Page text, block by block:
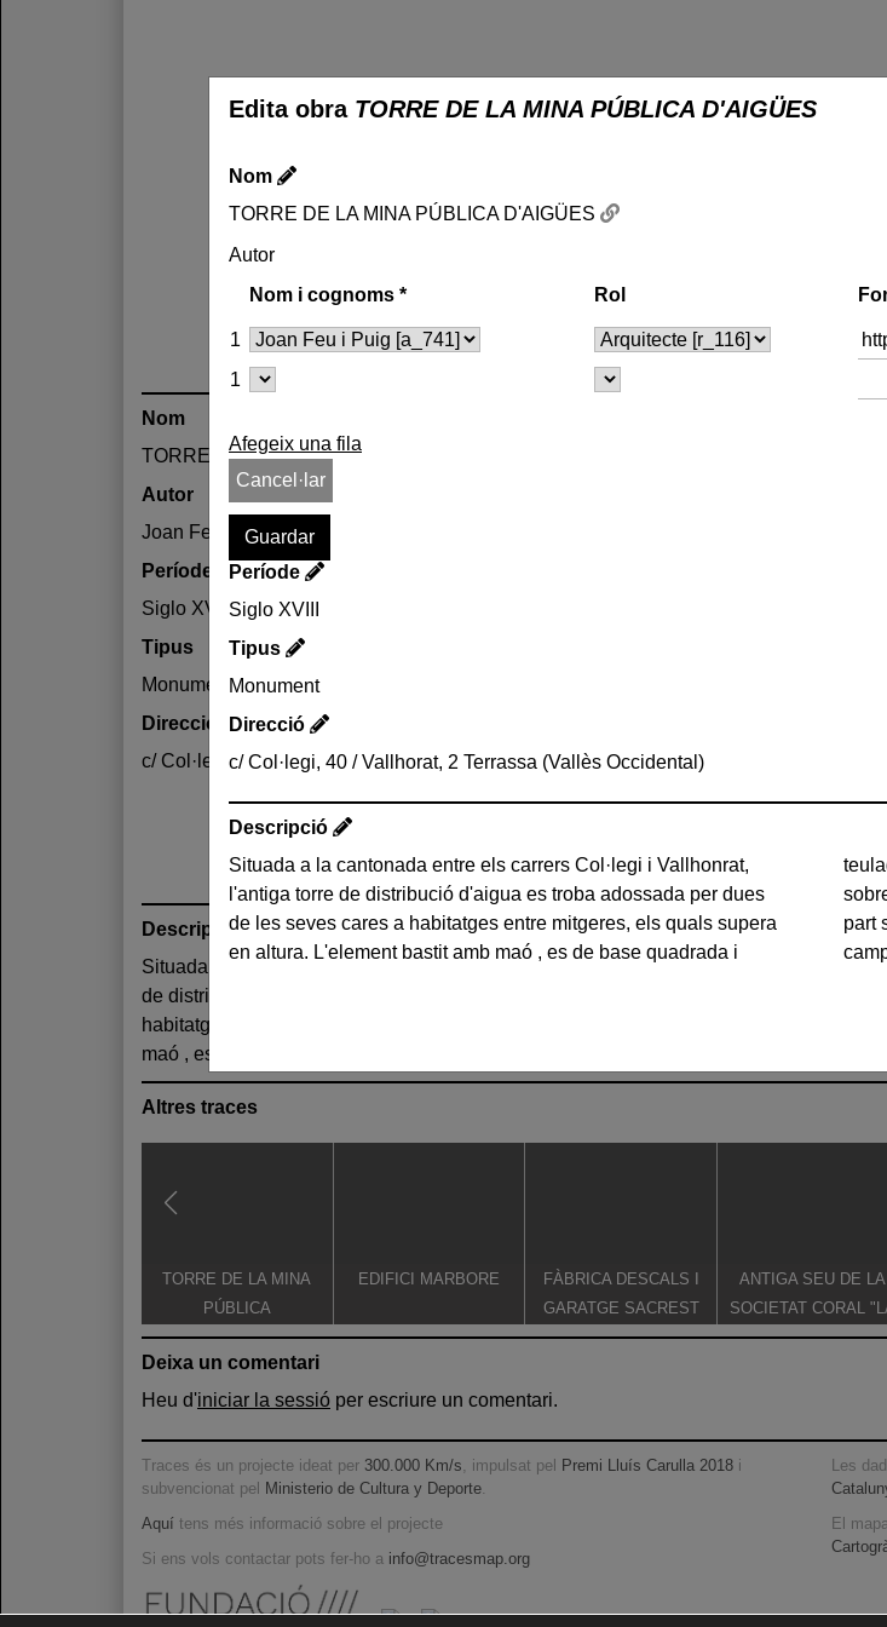
Edita obra TORRE DE LA MINA PÚBLICA D'AIGÜES
Nom
TORRE DE LA MINA PÚBLICA D'AIGÜES
Autor
Nom i cognoms * Rol
1
1
Afegeix una fila
Cancel·lar
Període
Siglo XVIII
Tipus
Monument
Direcció
c/ Col·legi, 40 / Vallhorat, 2 Terrassa (Vallès Occidental)
Descripció
Situada a la cantonada entre els carrers Col·legi i Vallhonrat,
l'antiga torre de distribució d'aigua es troba adossada per dues
de les seves cares a habitatges entre mitgeres, els quals supera
en altura. L'element bastit amb maó , es de base quadrada i
teulada a quatre vessants, amb una esfera al vèrtex, i ràfec
sobresortint. Les obertures, escasses, són d'arc de mig punt; a la
part superior hi ha una a cada cara, a la manera d'una torre-
Nom
TORRE DE LA MINA PÚBLICA D'AIGÜES
Autor
Joan Feu i Puig /
Període
Siglo XVIII
Tipus
Monument
Direcció
c/ Col·legi, 40 / Vallhorat, 2 Terrassa (Vallès Occidental)
Descripció
Situada a la cantonada entre els carrers Col·legi i Vallhonrat, l'antiga torre
de distribució d'aigua es troba adossada per dues de les seves cares a
habitatges entre mitgeres, els quals supera en altura. L'element bastit amb
maó , es de base quadrada i teulada a quatre vessants, amb una esfera al
vèrtex, i ràfec sobresortint. Les obertures, escasses, són d'arc de mig punt;
a
Altres traces
TORRE DE LA MINA
PÚBLICA
EDIFICI MARBORE
FÀBRICA DESCALS I
GARATGE SACREST
ANTIGA SEU DE LA
SOCIETAT CORAL
LLEBRE"
Deixa un comentari
Heu d'iniciar la sessió per escriure un comentari.
Traces és un projecte ideat per 300.000 Km/s, impulsat pel Premi Lluís Carulla 2018 i
subvencionat pel Ministerio de Cultura y Deporte.
Aquí tens més informació sobre el projecte
Si ens vols contactar pots fer-ho a info@tracesmap.org
Les
El